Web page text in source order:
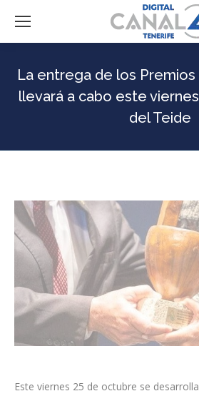
La entrega de los Premios
llevará a cabo este
del Teide
Este viernes 25 de octubre se